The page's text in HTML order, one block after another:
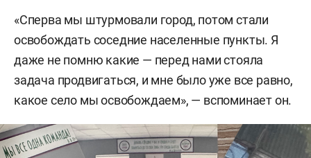
«Сперва мы штурмовали город, потом стали
освобождать соседние населенные пункты. Я
даже не помню какие — перед нами стояла
задача продвигаться, и мне было уже все равно,
какое село мы освобождаем», — вспоминает он.